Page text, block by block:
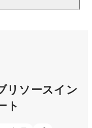
、
種です。
た自分の強みを作っ
リソースイン
ト